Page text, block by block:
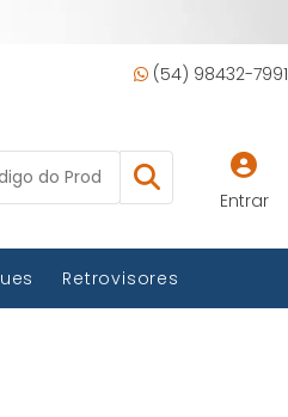
(54) 98432-7991
Entrar
Retrovisores